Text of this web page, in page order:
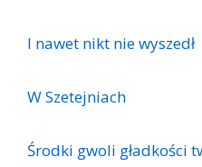
I nawet nikt nie wyszedł
W Szetejniach
Środki gwoli gładkości